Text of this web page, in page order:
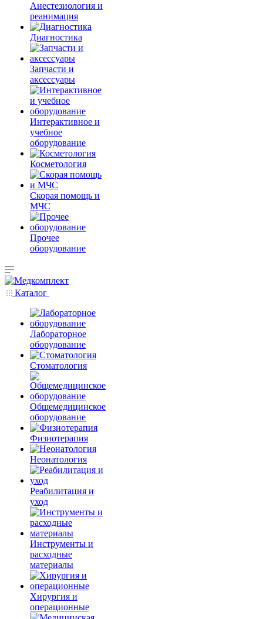
Анестезиология и
реанимация
Диагностика
Запчасти и
аксессуары
Интерактивное и
учебное
оборудование
Косметология
Скорая помощь и
МЧС
Прочее
оборудование
Каталог
Лабораторное
оборудование
Стоматология
Общемедицинское
оборудование
Физиотерапия
Неонатология
Реабилитация и
уход
Инструменты и
расходные
материалы
Хирургия и
операционные